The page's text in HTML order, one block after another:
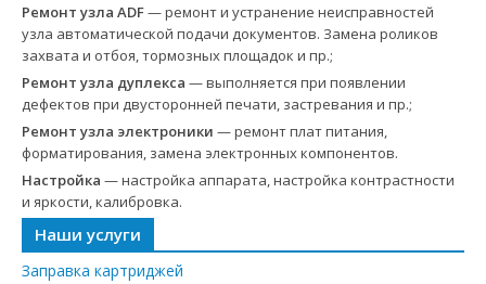
Ремонт узла ADF— ремонт и устранение неисправностей
узла автоматической подачи документов. Замена роликов
захвата и отбоя, тормозных площадок и пр.;
Ремонт узла дуплекса — выполняется при появлении
дефектов при двусторонней печати, застревания и пр.;
Ремонт узла электроники — ремонт плат питания,
форматирования, замена электронных компонентов.
Настройка — настройка аппарата, настройка контрастности
и яркости, калибровка.
Наши услуги
Заправка картриджей